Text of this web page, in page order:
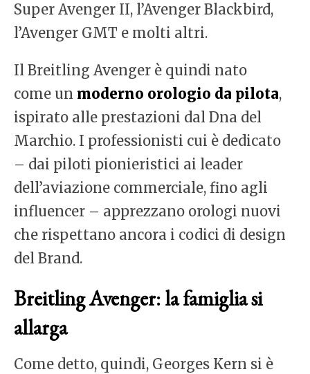
Super Avenger II, l’Avenger Blackbird,
l’Avenger GMT e molti altri.
Il Breitling Avenger è quindi nato
come un moderno orologio da pilota,
ispirato alle prestazioni dal Dna del
Marchio. I professionisti cui è dedicato
– dai piloti pionieristici ai leader
dell’aviazione commerciale, fino agli
influencer – apprezzano orologi nuovi
che rispettano ancora i codici di design
del Brand.
Breitling Avenger: la famiglia si
allarga
Come detto, quindi, Georges Kern si è